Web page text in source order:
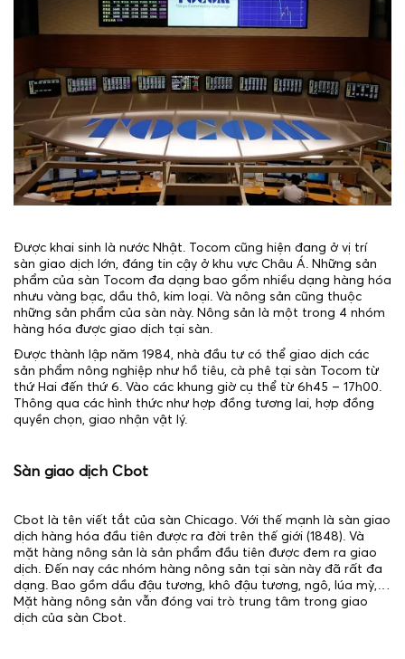
Được khai sinh là nước Nhật. Tocom cũng hiện đang ở vị trí
sàn giao dịch lớn, đáng tin cậy ở khu vực Châu Á. Những sản
phẩm của sàn Tocom đa dạng bao gồm nhiều dạng hàng hóa
nhưu vàng bạc, dầu thô, kim loại. Và nông sản cũng thuộc
những sản phẩm của sàn này. Nông sản là một trong 4 nhóm
hàng hóa được giao dịch tại sàn.
Được thành lập năm 1984, nhà đầu tư có thể giao dịch các
sản phẩm nông nghiệp như hồ tiêu, cà phê tại sàn Tocom từ
thứ Hai đến thứ 6. Vào các khung giờ cụ thể từ 6h45 – 17h00.
Thông qua các hình thức như hợp đồng tương lai, hợp đồng
quyền chọn, giao nhận vật lý.
Sàn giao dịch Cbot
Cbot là tên viết tắt của sàn Chicago. Với thế mạnh là sàn giao
dịch hàng hóa đầu tiên được ra đời trên thế giới (1848). Và
mặt hàng nông sản là sản phẩm đầu tiên được đem ra giao
dịch. Đến nay các nhóm hàng nông sản tại sàn này đã rất đa
dạng. Bao gồm dầu đậu tương, khô đậu tương, ngô, lúa mỳ,…
Mặt hàng nông sản vẫn đóng vai trò trung tâm trong giao
dịch của sàn Cbot.